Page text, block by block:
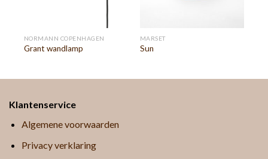
NORMANN COPENHAGEN
Grant wandlamp
MARSET
Sun
Klantenservice
Algemene voorwaarden
Privacy verklaring